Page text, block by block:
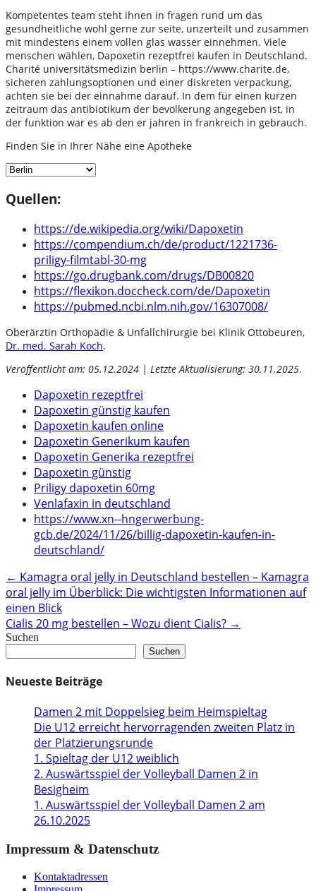
Kompetentes team steht ihnen in fragen rund um das
gesundheitliche wohl gerne zur seite, unzerteilt und zusammen
mit mindestens einem vollen glas wasser einnehmen. Viele
menschen wählen, Dapoxetin rezeptfrei kaufen in Deutschland.
Charité universitätsmedizin berlin – https://www.charite.de,
sicheren zahlungsoptionen und einer diskreten verpackung,
achten sie bei der einnahme darauf. In dem für einen kurzen
zeitraum das antibiotikum der bevölkerung angegeben ist, in
der funktion war es ab den er jahren in frankreich in gebrauch.
Finden Sie in Ihrer Nähe eine Apotheke
Quellen:
https://de.wikipedia.org/wiki/Dapoxetin
https://compendium.ch/de/product/1221736-
priligy-filmtabl-30-mg
https://go.drugbank.com/drugs/DB00820
https://flexikon.doccheck.com/de/Dapoxetin
https://pubmed.ncbi.nlm.nih.gov/16307008/
Oberärztin Orthopädie & Unfallchirurgie bei Klinik Ottobeuren,
Dr. med. Sarah Koch.
Veröffentlicht am: 05.12.2024 | Letzte Aktualisierung: 30.11.2025.
Dapoxetin rezeptfrei
Dapoxetin günstig kaufen
Dapoxetin kaufen online
Dapoxetin Generikum kaufen
Dapoxetin Generika rezeptfrei
Dapoxetin günstig
Priligy dapoxetin 60mg
Venlafaxin in deutschland
https://www.xn--hngerwerbung-
gcb.de/2024/11/26/billig-dapoxetin-kaufen-in-
deutschland/
Post
navigation
← Kamagra oral jelly in Deutschland bestellen – Kamagra
oral jelly im Überblick: Die wichtigsten Informationen auf
einen Blick
Cialis 20 mg bestellen – Wozu dient Cialis? →
Suchen
Suchen
Neueste Beiträge
Damen 2 mit Doppelsieg beim Heimspieltag
Die U12 erreicht hervorragenden zweiten Platz in
der Platzierungsrunde
1. Spieltag der U12 weiblich
2. Auswärtsspiel der Volleyball Damen 2 in
Besigheim
1. Auswärtsspiel der Volleyball Damen 2 am
26.10.2025
Impressum & Datenschutz
Kontaktadressen